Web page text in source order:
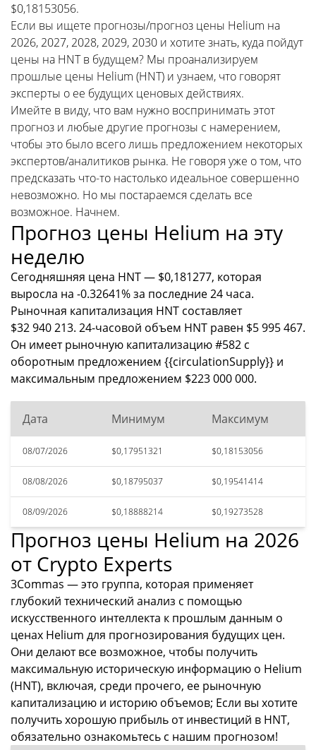
$0,18153056.
Если вы ищете прогнозы/прогноз цены Helium на
2026, 2027, 2028, 2029, 2030 и хотите знать, куда пойдут
цены на HNT в будущем? Мы проанализируем
прошлые цены Helium (HNT) и узнаем, что говорят
эксперты о ее будущих ценовых действиях.
Имейте в виду, что вам нужно воспринимать этот
прогноз и любые другие прогнозы с намерением,
чтобы это было всего лишь предложением некоторых
экспертов/аналитиков рынка. Не говоря уже о том, что
предсказать что-то настолько идеальное совершенно
невозможно. Но мы постараемся сделать все
возможное. Начнем.
Прогноз цены Helium на эту
неделю
Сегодняшняя цена HNT — $0,181277, которая
выросла на -0.32641% за последние 24 часа.
Рыночная капитализация HNT составляет
$32 940 213. 24-часовой объем HNT равен $5 995 467.
Он имеет рыночную капитализацию #582 с
оборотным предложением {{circulationSupply}} и
максимальным предложением $223 000 000.
Дата Минимум Максимум
08/07/2026 $0,17951321 $0,18153056
08/08/2026 $0,18795037 $0,19541414
08/09/2026 $0,18888214 $0,19273528
Прогноз цены Helium на 2026
от Crypto Experts
3Commas — это группа, которая применяет
глубокий технический анализ с помощью
искусственного интеллекта к прошлым данным о
ценах Helium для прогнозирования будущих цен.
Они делают все возможное, чтобы получить
максимальную историческую информацию о Helium
(HNT), включая, среди прочего, ее рыночную
капитализацию и историю объемов; Если вы хотите
получить хорошую прибыль от инвестиций в HNT,
обязательно ознакомьтесь с нашим прогнозом!